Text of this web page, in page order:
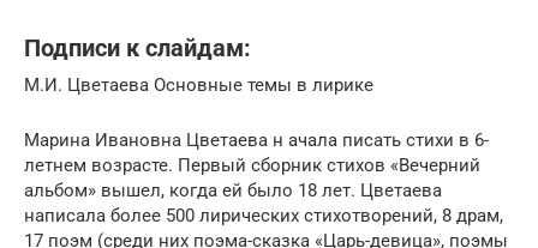
Подписи к слайдам:
М.И. Цветаева Основные темы в лирике
Марина Ивановна Цветаева н ачала писать стихи в 6-
летнем возрасте. Первый сборник стихов «Вечерний
альбом» вышел, когда ей было 18 лет. Цветаева
написала более 500 лирических стихотворений, 8 драм,
17 поэм (среди них поэма-сказка «Царь-девица», поэмы